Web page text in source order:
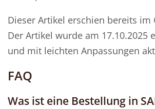
Dieser Artikel erschien bereits im
Der Artikel wurde am 17.10.2025
und mit leichten Anpassungen
FAQ
Was ist eine Bestellung in